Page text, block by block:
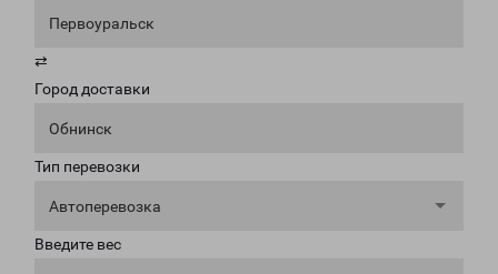
Первоуральск
⇄
Город доставки
Обнинск
Тип перевозки
Автоперевозка
Введите вес